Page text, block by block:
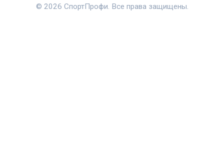
© 2026 СпортПрофи. Все права защищены.